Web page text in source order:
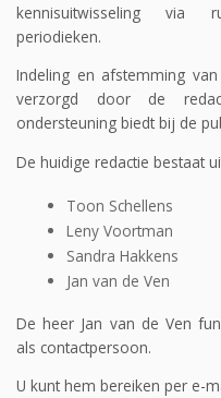
kennisuitwisseling via
periodieken.
Indeling en afstemming
verzorgd door de
ondersteuning biedt bij de
De huidige redactie bestaat
Toon Schellens
Leny Voortman
Sandra Hakkens
Jan van de Ven
De heer Jan van de Ven
als contactpersoon.
U kunt hem bereiken per e-